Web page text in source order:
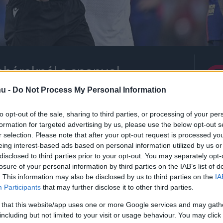
- Do Not Process My Personal Information
opt-out of the sale, sharing to third parties, or processing of your
for targeted advertising by us, please use the below opt-out
selection. Please note that after your opt-out request is processed
interest-based ads based on personal information utilized by us
to third parties prior to your opt-out. You may separately
of your personal information by third parties on the IAB’s list of
This information may also be disclosed by us to third parties on the
Participants that may further disclose it to other third parties.
that this website/app uses one or more Google services and may
but not limited to your visit or usage behaviour. You may
a spanyol
kövess minket aCsakfociGoogle News oldalán is!
22-én kezdi meg a Bajnokok Ligája-
odavágóján Örményországban játszik az FC
Burgos Bengoetxeavezeti majd, aki
ban az 1-1-re végződő Maccabi Tel-Aviv